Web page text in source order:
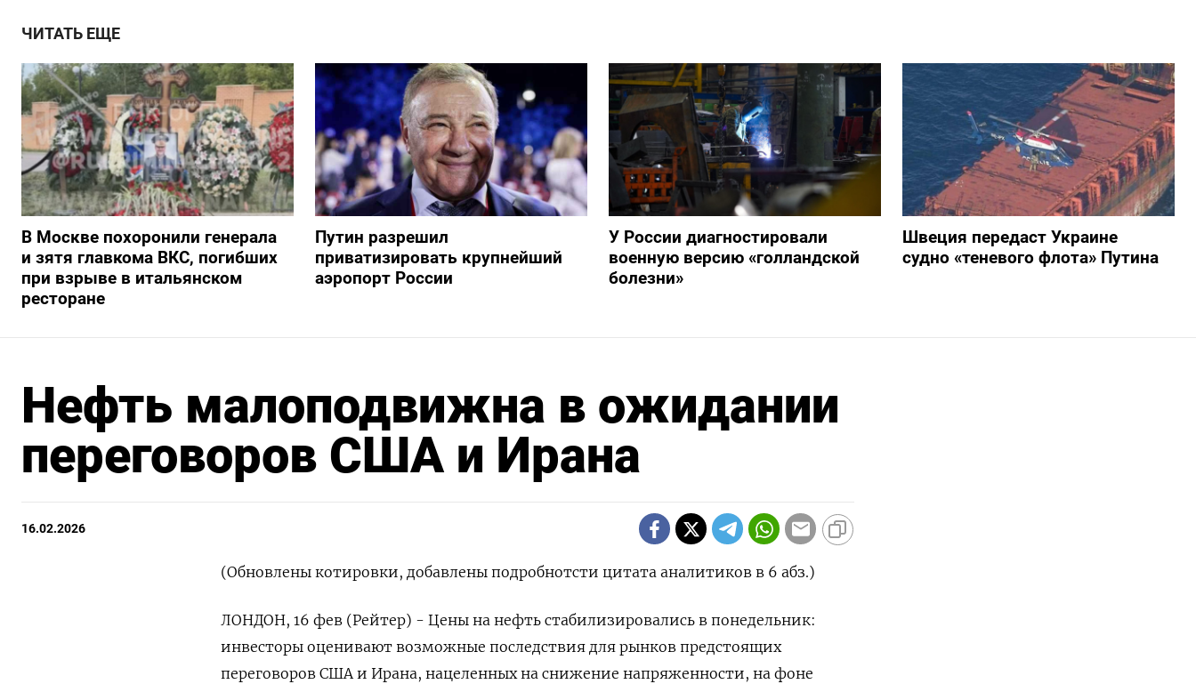
ЧИТАТЬ ЕЩЕ
В Москве похоронили генерала
и зятя главкома ВКС, погибших
при взрыве в итальянском
ресторане
Путин разрешил
приватизировать крупнейший
аэропорт России
У России диагностировали
военную версию «голландской
болезни»
Швеция передаст Украине
судно «теневого флота» Путина
Нефть малоподвижна в ожидании
переговоров США и Ирана
16.02.2026
(Обновлены котировки, добавлены подробнотсти цитата аналитиков в 6 абз.)
ЛОНДОН, 16 фев (Рейтер) - Цены на нефть стабилизировались в понедельник:
инвесторы оценивают возможные последствия для рынков предстоящих
переговоров США и ‌Ирана, нацеленных на снижение напряженности, на фоне